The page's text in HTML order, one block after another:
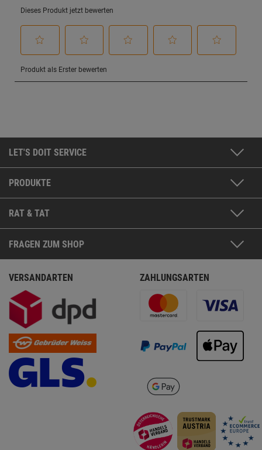
LET'S DOIT SERVICE
PRODUKTE
RAT & TAT
FRAGEN ZUM SHOP
VERSANDARTEN ZAHLUNGSARTEN